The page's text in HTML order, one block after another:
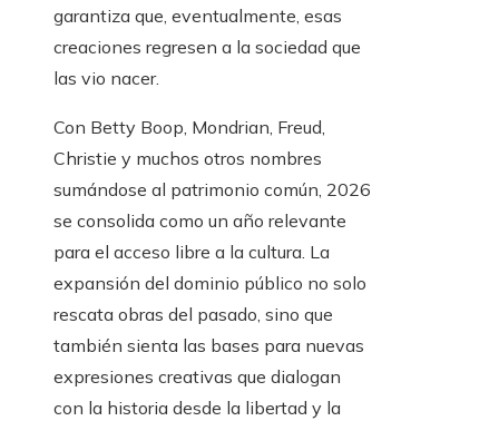
garantiza que, eventualmente, esas
creaciones regresen a la sociedad que
las vio nacer.
Con Betty Boop, Mondrian, Freud,
Christie y muchos otros nombres
sumándose al patrimonio común, 2026
se consolida como un año relevante
para el acceso libre a la cultura. La
expansión del dominio público no solo
rescata obras del pasado, sino que
también sienta las bases para nuevas
expresiones creativas que dialogan
con la historia desde la libertad y la